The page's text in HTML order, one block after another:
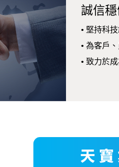
誠信
• 堅持科
• 為客戶
• 致力於